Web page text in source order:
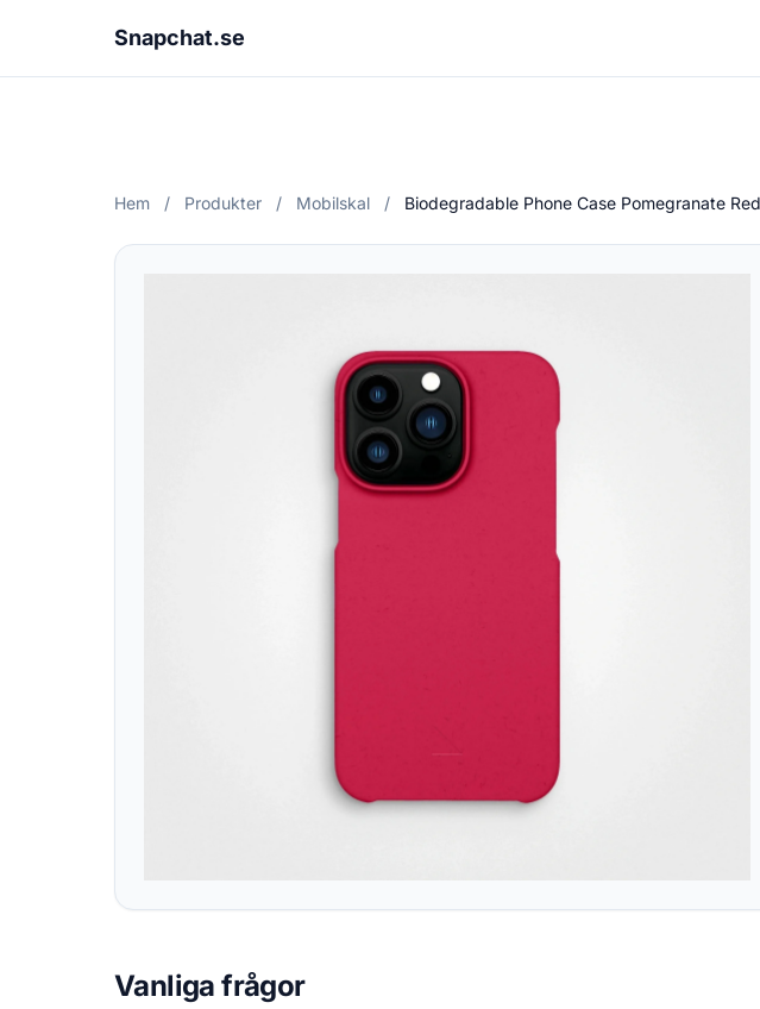
Snapchat.se
Hem / Produkter / Mobilskal / Biodegradable Phone Case Pomegranate
Vanliga frågor